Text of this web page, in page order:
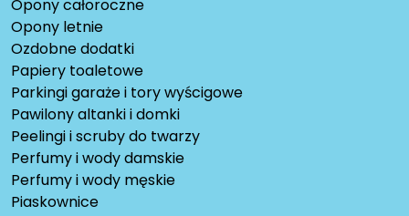
Opony całoroczne
Opony letnie
Ozdobne dodatki
Papiery toaletowe
Parkingi garaże i tory wyścigowe
Pawilony altanki i domki
Peelingi i scruby do twarzy
Perfumy i wody damskie
Perfumy i wody męskie
Piaskownice